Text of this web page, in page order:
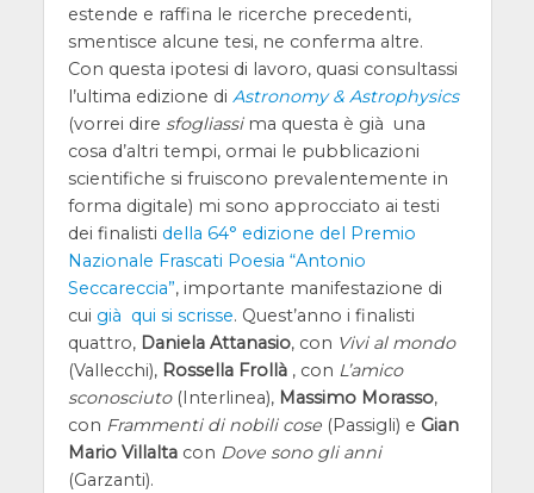
estende e raffina le ricerche precedenti,
smentisce alcune tesi, ne conferma altre.
Con questa ipotesi di lavoro, quasi consultassi
l’ultima edizione di Astronomy & Astrophysics
(vorrei dire sfogliassima questa è già una
cosa d’altri tempi, ormai le pubblicazioni
scientifiche si fruiscono prevalentemente in
forma digitale) mi sono approcciato ai testi
dei finalisti della 64° edizione del Premio
Nazionale Frascati Poesia “Antonio
Seccareccia”, importante manifestazione di
cui già qui si scrisse. Quest’anno i finalisti
quattro, Daniela Attanasio, con Vivi al mondo
(Vallecchi), Rossella Frollà , con L’amico
sconosciuto(Interlinea), Massimo Morasso,
con Frammenti di nobili cose(Passigli) e Gian
Mario Villaltacon Dove sono gli anni
(Garzanti).